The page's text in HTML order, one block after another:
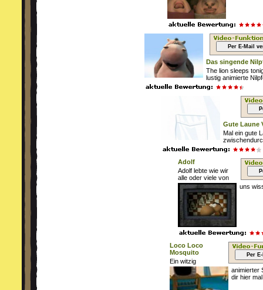
Per E-Mail
Das singende
The lion sleeps
lustig animierte
Gute Laune
Mal ein gute
Adolf
Adolf lebte wie wir
alle oder viele von
uns
Per
Loco Loco
Mosquito
Ein witzig
animierter
dir hier